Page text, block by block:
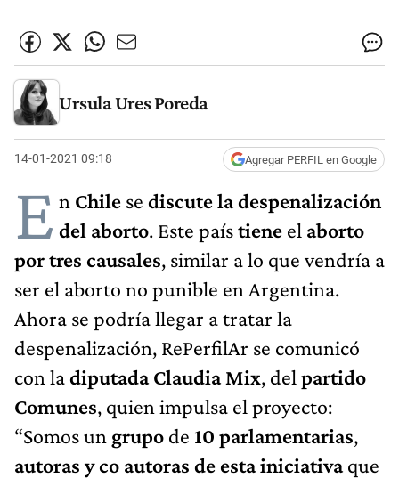
Ursula Ures Poreda
14-01-2021 09:18 Agregar PERFIL en Google
E n Chile se discute la despenalización
del aborto. Este paístiene el aborto
por tres causales, similar a lo que vendría a
ser el aborto no punible en Argentina.
Ahora se podría llegar a tratar la
despenalización, RePerfilAr se comunicó
con ladiputada Claudia Mix, del partido
Comunes, quien impulsa el proyecto:
“Somos un grupo de 10 parlamentarias,
autoras y co autoras de esta iniciativaque